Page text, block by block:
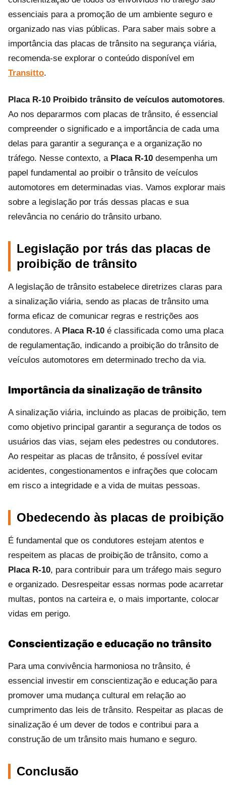
essenciais para a promoção de um ambiente seguro e
organizado nas vias públicas. Para saber mais sobre a
importância das placas de trânsito na segurança viária,
recomenda-se explorar o conteúdo disponível em
Transitto.
Placa R-10 Proibido trânsito de veículos automotores.
Ao nos depararmos com placas de trânsito, é essencial
compreender o significado e a importância de cada uma
delas para garantir a segurança e a organização no
tráfego. Nesse contexto, a Placa R-10 desempenha um
papel fundamental ao proibir o trânsito de veículos
automotores em determinadas vias. Vamos explorar mais
sobre a legislação por trás dessas placas e sua
relevância no cenário do trânsito urbano.
Legislação por trás das placas de
proibição de trânsito
A legislação de trânsito estabelece diretrizes claras para
a sinalização viária, sendo as placas de trânsito uma
forma eficaz de comunicar regras e restrições aos
condutores. A Placa R-10 é classificada como uma placa
de regulamentação, indicando a proibição do trânsito de
veículos automotores em determinado trecho da via.
Importância da sinalização de trânsito
A sinalização viária, incluindo as placas de proibição, tem
como objetivo principal garantir a segurança de todos os
usuários das vias, sejam eles pedestres ou condutores.
Ao respeitar as placas de trânsito, é possível evitar
acidentes, congestionamentos e infrações que colocam
em risco a integridade e a vida de muitas pessoas.
Obedecendo às placas de proibição
É fundamental que os condutores estejam atentos e
respeitem as placas de proibição de trânsito, como a
Placa R-10, para contribuir para um tráfego mais seguro
e organizado. Desrespeitar essas normas pode acarretar
multas, pontos na carteira e, o mais importante, colocar
vidas em perigo.
Conscientização e educação no trânsito
Para uma convivência harmoniosa no trânsito, é
essencial investir em conscientização e educação para
promover uma mudança cultural em relação ao
cumprimento das leis de trânsito. Respeitar as placas de
sinalização é um dever de todos e contribui para a
construção de um trânsito mais humano e seguro.
Conclusão